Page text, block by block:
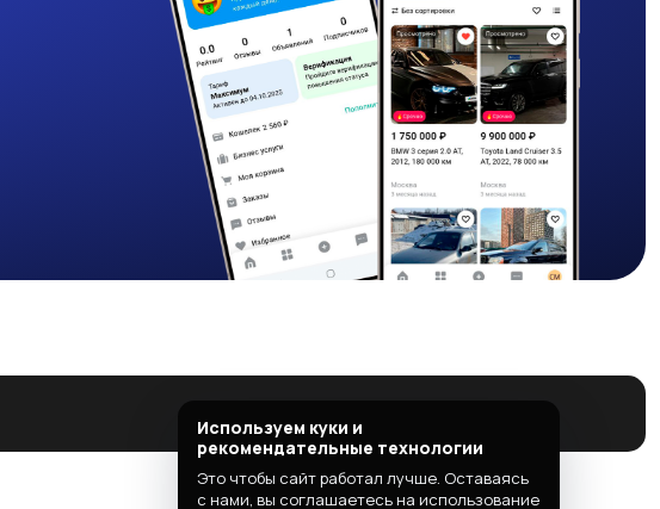
Используем куки и
рекомендательные технологии
Это чтобы сайт работал лучше. Оставаясь
с нами, вы соглашаетесь на использование